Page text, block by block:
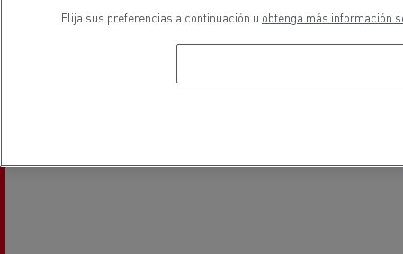
Elija sus preferencias a continuación u obtenga más información